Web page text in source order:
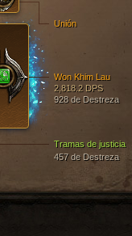
Tramas de justicia
457 de Destreza
Won Khim Lau
2,818.2 DPS
928 de Destreza
Unión